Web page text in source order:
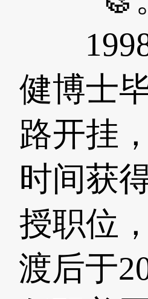
1998
健博士
路开挂
时间获
授职位
渡后于